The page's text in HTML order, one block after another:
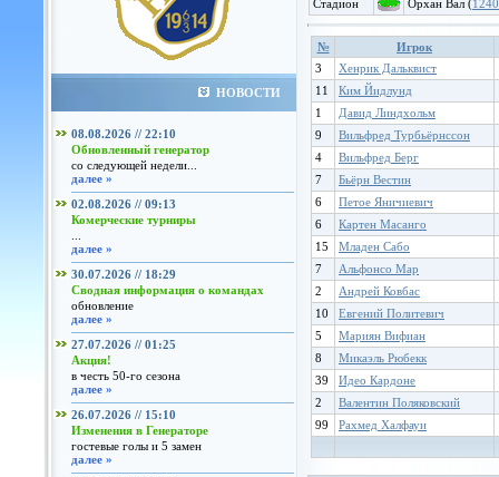
НОВОСТИ
08.08.2026 // 22:10
Обновленный генератор
со следующей недели...
далее »
02.08.2026 // 09:13
Комерческие турниры
далее »
30.07.2026 // 18:29
Сводная информация о командах
обновление
далее »
27.07.2026 // 01:25
Акция!
в честь 50-го сезона
далее »
26.07.2026 // 15:10
Изменения в Генераторе
гостевые голы и 5 замен
далее »
Стадион
Орхан Вал (
№
Игрок
3
Хенрик Дальквист
11
Ким Йидлунд
1
Давид Линдхольм
9
Вильфред Турбьёрнссон
4
Вильфред Берг
7
Бьёрн Вестин
6
Петое Яничиевич
6
Картен Масанго
15
Младен Сабо
7
Альфонсо Мар
2
Андрей Ковбас
10
Евгений Политевич
5
Мариян Вифиан
8
Микаэль Рюбекк
39
Идео Кардоне
2
Валентин Поляковский
99
Рахмед Халфауи